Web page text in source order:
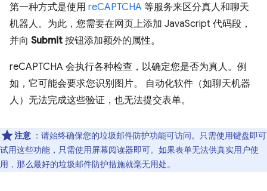
第一种方式是使用 reCAPTCHA 等服务来区分真人和聊天
机器人。为此，您需要在网页上添加 JavaScript 代码段，
并向 Submit 按钮添加额外的属性。
reCAPTCHA 会执行各种检查，以确定您是否为真人。例
如，它可能会要求您识别图片。 自动化软件（如聊天机器
人）无法完成这些验证，也无法提交表单。
注意 ：请始终确保您的垃圾邮件防护功能可访问。只需使用键盘即可
试用这些功能，只需使用屏幕阅读器即可。如果表单无法供真实用户使
用，那么最好的垃圾邮件防护措施就毫无用处。